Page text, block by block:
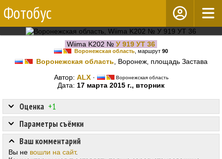
Фотобус
Wiima K202 № У 919 УТ 36
Воронежская область , маршрут 90
Воронежская область , Воронеж, площадь Застава
Автор: ALX· Воронежская область
Дата: 17 марта 2015 г., вторник
Оценка +1
Параметры съёмки
Ваш комментарий
Вы не вошли на сайт.